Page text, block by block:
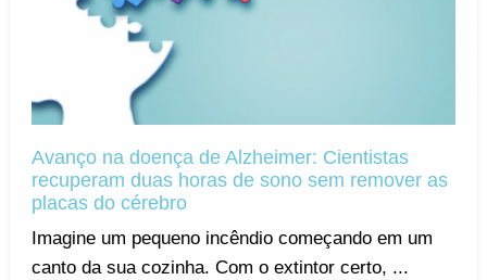
Avanço na doença de Alzheimer: Cientistas
recuperam duas horas de sono sem remover as
placas do cérebro
Imagine um pequeno incêndio começando em um
canto da sua cozinha. Com o extintor certo, ...